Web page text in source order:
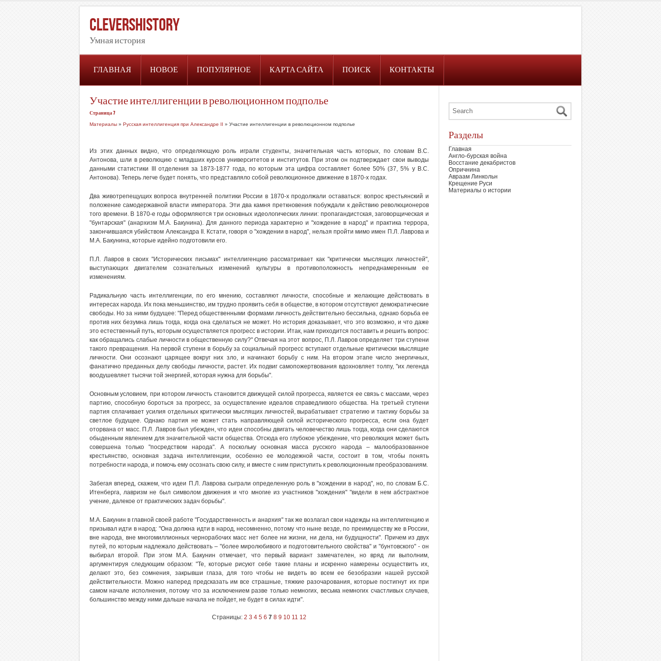
CleversHistory
Умная история
ГЛАВНАЯ НОВОЕ ПОПУЛЯРНОЕ КАРТА САЙТА ПОИСК КОНТАКТЫ
Участие интеллигенции в революционном подполье
Страница 7
Материалы » Русская интеллигенция при Александре II » Участие интеллигенции в революционном подполье
Из этих данных видно, что определяющую роль играли студенты, значительная часть которых, по словам В.С.
Антонова, шли в революцию с младших курсов университетов и институтов. При этом он подтверждает свои выводы
данными статистики III отделения за 1873-1877 года, по которым эта цифра составляет более 50% (37, 5% у В.С.
Антонова). Теперь легче будет понять, что представляло собой революционное движение в 1870-х годах.
Два животрепещущих вопроса внутренней политики России в 1870-х продолжали оставаться: вопрос крестьянский и
положение самодержавной власти императора. Эти два камня преткновения побуждали к действию революционеров
того времени. В 1870-е годы оформляются три основных идеологических линии: пропагандистская, заговорщическая и
"бунтарская" (анархизм М.А. Бакунина). Для данного периода характерно и "хождение в народ" и практика террора,
закончившаяся убийством Александра II. Кстати, говоря о "хождении в народ", нельзя пройти мимо имен П.Л. Лаврова и
М.А. Бакунина, которые идейно подготовили его.
П.Л. Лавров в своих "Исторических письмах" интеллигенцию рассматривает как "критически мыслящих личностей",
выступающих двигателем сознательных изменений культуры в противоположность непреднамеренным ее
изменениям.
Радикальную часть интеллигенции, по его мнению, составляют личности, способные и желающие действовать в
интересах народа. Их пока меньшинство, им трудно проявить себя в обществе, в котором отсутствуют демократические
свободы. Но за ними будущее: "Перед общественными формами личность действительно бессильна, однако борьба ее
против них безумна лишь тогда, когда она сделаться не может. Но история доказывает, что это возможно, и что даже
это естественный путь, которым осуществляется прогресс в истории. Итак, нам приходится поставить и решить вопрос:
как обращались слабые личности в общественную силу?" Отвечая на этот вопрос, П.Л. Лавров определяет три ступени
такого превращения. На первой ступени в борьбу за социальный прогресс вступают отдельные критически мыслящие
личности. Они осознают царящее вокруг них зло, и начинают борьбу с ним. На втором этапе число энергичных,
фанатично преданных делу свободы личности, растет. Их подвиг самопожертвования вдохновляет толпу, "их легенда
воодушевляет тысячи той энергией, которая нужна для борьбы".
Основным условием, при котором личность становится движущей силой прогресса, является ее связь с массами, через
партию, способную бороться за прогресс, за осуществление идеалов справедливого общества. На третьей ступени
партия сплачивает усилия отдельных критически мыслящих личностей, вырабатывает стратегию и тактику борьбы за
светлое будущее. Однако партия не может стать направляющей силой исторического прогресса, если она будет
оторвана от масс. П.Л. Лавров был убежден, что идеи способны двигать человечество лишь тогда, когда они сделаются
обыденным явлением для значительной части общества. Отсюда его глубокое убеждение, что революция может быть
совершена только "посредством народа". А поскольку основная масса русского народа – малообразованное
крестьянство, основная задача интеллигенции, особенно ее молодежной части, состоит в том, чтобы понять
потребности народа, и помочь ему осознать свою силу, и вместе с ним приступить к революционным преобразованиям.
Забегая вперед, скажем, что идеи П.Л. Лаврова сыграли определенную роль в "хождении в народ", но, по словам Б.С.
Итенберга, лавризм не был символом движения и что многие из участников "хождения" "видели в нем абстрактное
учение, далекое от практических задач борьбы".
М.А. Бакунин в главной своей работе "Государственность и анархия" так же возлагал свои надежды на интеллигенцию и
призывал идти в народ: "Она должна идти в народ, несомненно, потому что ныне везде, по преимуществу же в России,
вне народа, вне многомиллионных чернорабочих масс нет более ни жизни, ни дела, ни будущности". Причем из двух
путей, по которым надлежало действовать – "более миролюбивого и подготовительного свойства" и "бунтовского" - он
выбирал второй. При этом М.А. Бакунин отмечает, что первый вариант замечателен, но вряд ли выполним,
аргументируя следующим образом: "Те, которые рисуют себе такие планы и искренно намерены осуществить их,
делают это, без сомнения, закрывши глаза, для того чтобы не видеть во всем ее безобразии нашей русской
действительности. Можно наперед предсказать им все страшные, тяжкие разочарования, которые постигнут их при
самом начале исполнения, потому что за исключением разве только немногих, весьма немногих счастливых случаев,
большинство между ними дальше начала не пойдет, не будет в силах идти".
Страницы: 2 3 4 5 6 7 8 9 10 11 12
Разделы
Главная
Англо-бурская война
Восстание декабристов
Опричнина
Авраам Линкольн
Крещение Руси
Материалы о истории